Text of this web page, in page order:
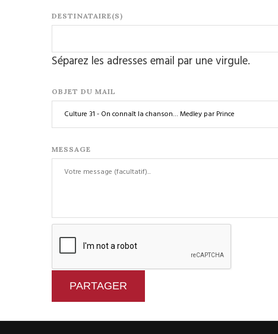
DESTINATAIRE(S)
Séparez les adresses email par une virgule.
OBJET DU MAIL
MESSAGE
PARTAGER